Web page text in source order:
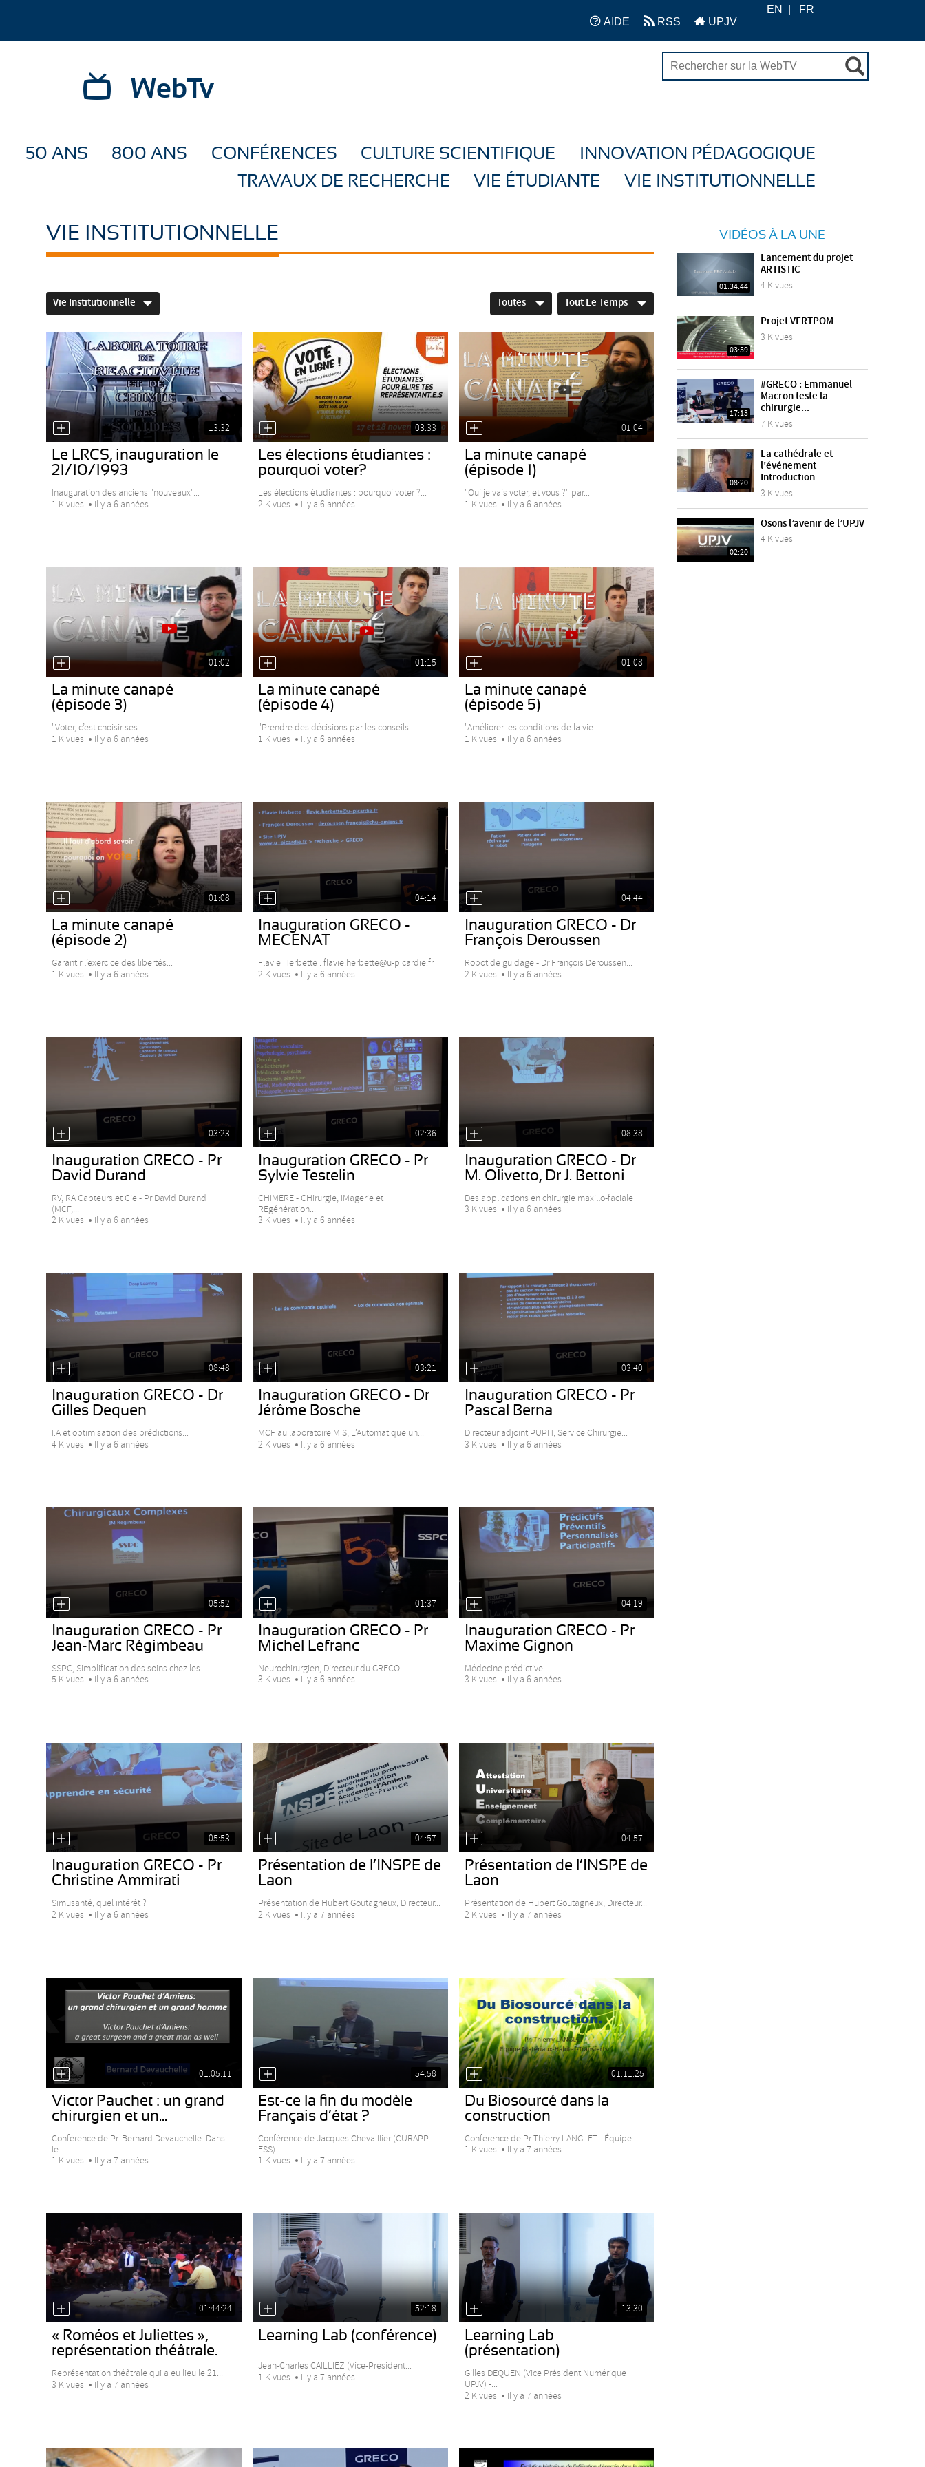
AIDE RSS UPJV
EN FR
WebTv
50 ANS 800 ANS CONFÉRENCES CULTURE SCIENTIFIQUE
INNOVATION PÉDAGOGIQUE
TRAVAUX DE RECHERCHE
VIE ÉTUDIANTE VIE INSTITUTIONNELLE
VIE INSTITUTIONNELLE
Vie Institutionnelle Toutes Tout Le Temps
13:32
Le LRCS, inauguration le
21/10/1993
Inauguration des anciens "nouveaux"...
1 K vues
Il y a 6 années
03:33
Les élections étudiantes :
pourquoi voter?
Les élections étudiantes : pourquoi voter ?...
2 K vues
Il y a 6 années
01:04
La minute canapé
(épisode 1)
"Oui je vais voter, et vous ?" par...
1 K vues
Il y a 6 années
01:02
La minute canapé
(épisode 3)
"Voter, c’est choisir ses...
1 K vues
Il y a 6 années
01:15
La minute canapé
(épisode 4)
"Prendre des décisions par les conseils...
1 K vues
Il y a 6 années
01:08
La minute canapé
(épisode 5)
"Améliorer les conditions de la vie...
1 K vues
Il y a 6 années
01:08
La minute canapé
(épisode 2)
Garantir l’exercice des libertés...
1 K vues
Il y a 6 années
04:14
Inauguration GRECO -
MECENAT
Flavie Herbette : flavie.herbette@u-picardie.fr
2 K vues
Il y a 6 années
04:44
Inauguration GRECO - Dr
François Deroussen
Robot de guidage - Dr François Deroussen...
2 K vues
Il y a 6 années
03:23
Inauguration GRECO - Pr
David Durand
RV, RA Capteurs et Cie - Pr David Durand
(MCF,...
2 K vues
Il y a 6 années
02:36
Inauguration GRECO - Pr
Sylvie Testelin
CHIMERE - CHirurgie, IMagerie et
REgénération...
3 K vues
Il y a 6 années
08:38
Inauguration GRECO - Dr
M. Olivetto, Dr J. Bettoni
Des applications en chirurgie maxillo-faciale
3 K vues
Il y a 6 années
08:48
Inauguration GRECO - Dr
Gilles Dequen
I.A et optimisation des prédictions...
4 K vues
Il y a 6 années
03:21
Inauguration GRECO - Dr
Jérôme Bosche
MCF au laboratoire MIS, L’Automatique un...
2 K vues
Il y a 6 années
03:40
Inauguration GRECO - Pr
Pascal Berna
Directeur adjoint PUPH, Service Chirurgie...
3 K vues
Il y a 6 années
05:52
Inauguration GRECO - Pr
Jean-Marc Régimbeau
SSPC, Simplification des soins chez les...
5 K vues
Il y a 6 années
01:37
Inauguration GRECO - Pr
Michel Lefranc
Neurochirurgien, Directeur du GRECO
3 K vues
Il y a 6 années
04:19
Inauguration GRECO - Pr
Maxime Gignon
Médecine prédictive
3 K vues
Il y a 6 années
05:53
Inauguration GRECO - Pr
Christine Ammirati
Simusanté, quel intérêt ?
2 K vues
Il y a 6 années
04:57
Présentation de l’INSPE de
Laon
Présentation de Hubert Goutagneux, Directeur...
2 K vues
Il y a 7 années
04:57
Présentation de l’INSPE de
Laon
Présentation de Hubert Goutagneux, Directeur...
2 K vues
Il y a 7 années
01:05:11
Victor Pauchet : un grand
chirurgien et un...
Conférence de Pr. Bernard Devauchelle. Dans
le...
1 K vues
Il y a 7 années
54:58
Est-ce la fin du modèle
Français d’état ?
Conférence de Jacques Chevalllier (CURAPP-
ESS)...
1 K vues
Il y a 7 années
01:11:25
Du Biosourcé dans la
construction
Conférence de Pr Thierry LANGLET - Équipe...
1 K vues
Il y a 7 années
01:44:24
« Roméos et Juliettes »,
représentation théâtrale.
Représentation théâtrale qui a eu lieu le 21...
3 K vues
Il y a 7 années
52:18
Learning Lab (conférence)
Jean-Charles CAILLIEZ (Vice-Président...
1 K vues
Il y a 7 années
13:30
Learning Lab
(présentation)
Gilles DEQUEN (Vice Président Numérique
UPJV) -...
2 K vues
Il y a 7 années
VIDÉOS À LA UNE
01:34:44
Lancement du projet
ARTISTIC
4 K vues
03:59
Projet VERTPOM
3 K vues
17:13
#GRECO : Emmanuel
Macron teste la
chirurgie...
7 K vues
08:20
La cathédrale et
l’événement
Introduction
3 K vues
02:20
Osons l’avenir de l’UPJV
4 K vues